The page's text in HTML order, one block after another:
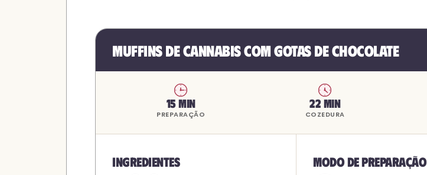
Muffins de Cannabis com Gotas de Chocolate
15 min
PREPARAÇÃO
22 min
COZEDURA
Ingredientes Modo de preparação